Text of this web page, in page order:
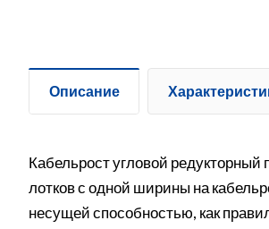
Описание
Кабельрост угловой
лотков с одной ширины на
несущей способностью, как